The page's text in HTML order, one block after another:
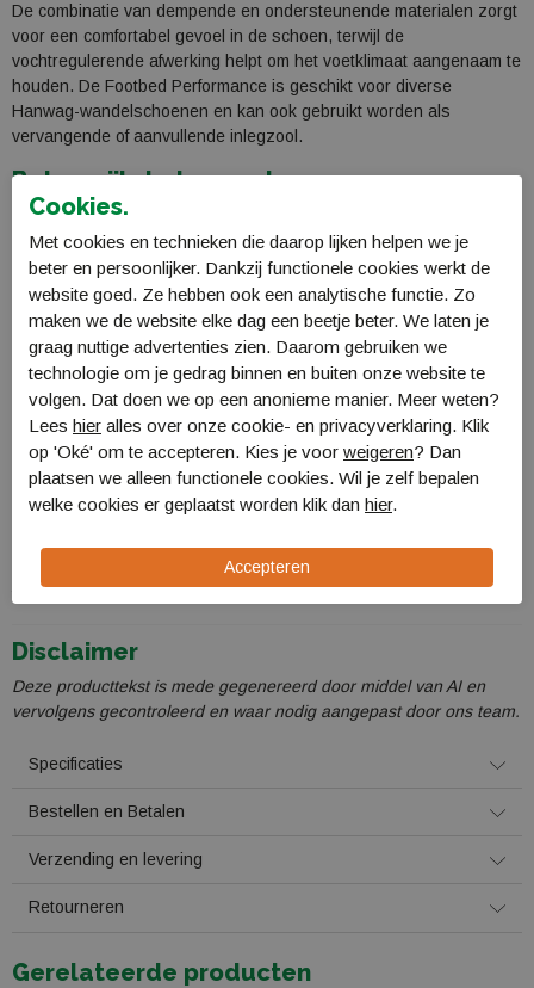
De combinatie van dempende en ondersteunende materialen zorgt
voor een comfortabel gevoel in de schoen, terwijl de
vochtregulerende afwerking helpt om het voetklimaat aangenaam te
houden. De Footbed Performance is geschikt voor diverse
Hanwag-wandelschoenen en kan ook gebruikt worden als
vervangende of aanvullende inlegzool.
Belangrijkste kenmerken
Anatomisch gevormde inlegzool
Ondersteunt de natuurlijke voetafwikkeling
Extra ondersteuning van de voetboog
Verhoogt het wandelcomfort
Dempende constructie
Goede drukverdeling over de voet
Vochtregulerende eigenschappen
Comfortabel voetklimaat
Geschikt als vervangende inlegzool
Geschikt voor wandel- en outdoorschoenen
Ons advies
De Hanwag Footbed Performance is een uitstekende keuze voor
wandelaars die extra comfort en ondersteuning in hun
wandelschoenen zoeken. Ideaal voor lange wandelingen,
Disclaimer
Deze producttekst is mede gegenereerd door middel van AI en
vervolgens gecontroleerd en waar nodig aangepast door ons team.
Specificaties
Bestellen en Betalen
Verzending en levering
Retourneren
Gerelateerde producten
Cookies.
Met cookies en technieken die daarop lijken helpen we je
beter en persoonlijker. Dankzij functionele cookies werkt de
website goed. Ze hebben ook een analytische functie. Zo
maken we de website elke dag een beetje beter. We laten je
graag nuttige advertenties zien. Daarom gebruiken we
technologie om je gedrag binnen en buiten onze website te
volgen. Dat doen we op een anonieme manier. Meer weten?
Lees hier alles over onze cookie- en privacyverklaring. Klik
op 'Oké' om te accepteren. Kies je voor weigeren? Dan
plaatsen we alleen functionele cookies. Wil je zelf bepalen
welke cookies er geplaatst worden klik dan hier.